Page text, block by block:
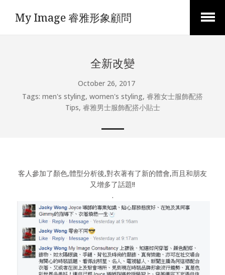
My Image 睿雅形象顧問
Open
全新改變
October 26, 2017
Tags: men's styling, women's styling, 睿雅女士服飾配搭
Tips, 睿雅男士服飾配搭小貼士
客人參加了顏色,體型分析後,對衣著有了新的體會,而且和朋友
又增多了話題!!
.